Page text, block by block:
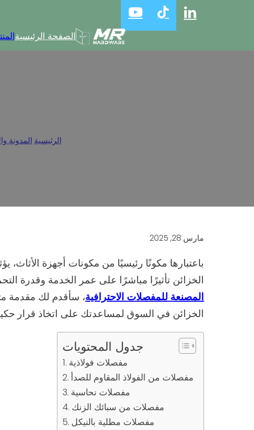
الصفحة الرئيسية
الرئيسية المدونة
مارس 28, 2025
باعتبارها مكونًا رئيسيًا من مكونات أجهزة
الخزائن تأثيرًا مباشرًا على عمر الخدمة وقدرة
المصنعة للمفصلات الاحترافية، سأقدم لك مقدمة
الخزائن في السوق لمساعدتك على اتخاذ قرار
جدول المحتويات
مفصلات فولاذية
مفصلات من الفولاذ المقاوم للصدأ
مفصلات نحاسية
مفصلات من سبائك الزنك
مفصلات مطلية بالنيكل